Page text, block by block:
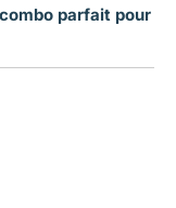
parfait pour